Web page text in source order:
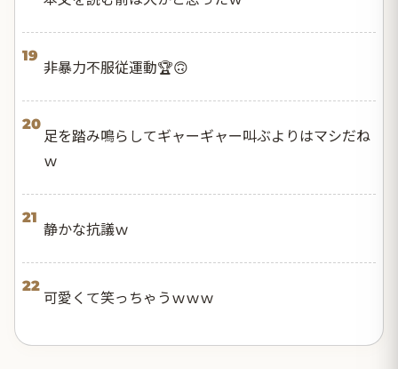
19
非暴力不服従運動🏆🙃
20
足を踏み鳴らしてギャーギャー叫ぶよりはマシだね
ｗ
21
静かな抗議ｗ
22
可愛くて笑っちゃうｗｗｗ